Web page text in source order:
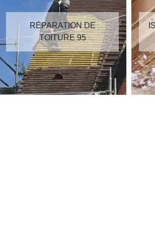
RÉPARATION DE
TOITURE 95